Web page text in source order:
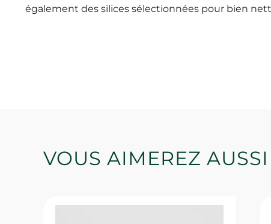
également des silices sélectionnées pour bien
VOUS AIMEREZ AUSSI